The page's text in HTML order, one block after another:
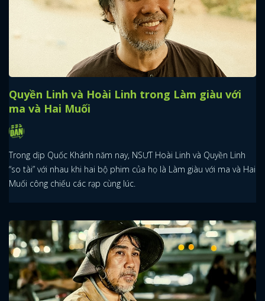
Quyền Linh và Hoài Linh trong Làm giàu với
ma và Hai Muối
Trong dịp Quốc Khánh năm nay, NSƯT Hoài Linh và Quyền Linh
“so tài” với nhau khi hai bộ phim của họ là Làm giàu với ma và Hai
Muối công chiếu các rạp cùng lúc.